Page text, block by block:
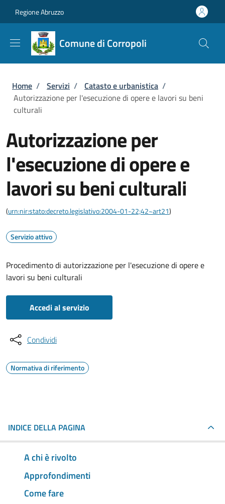
Regione Abruzzo
Comune di Corropoli
Briciole di pane
Home / Servizi / Catasto e urbanistica /
Autorizzazione per l'esecuzione di opere e lavori su beni
culturali
Autorizzazione per
l'esecuzione di opere e
lavori su beni culturali
(urn:nir:stato:decreto.legislativo:2004-01-22;42~art21)
Servizio attivo
Procedimento di autorizzazione per l'esecuzione di opere e
lavori su beni culturali
Accedi al servizio
Condividi
Normativa di riferimento
INDICE DELLA PAGINA
A chi è rivolto
Approfondimenti
Come fare